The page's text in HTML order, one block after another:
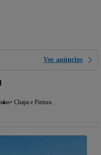
Ver anúncios
Chapa e Pintura